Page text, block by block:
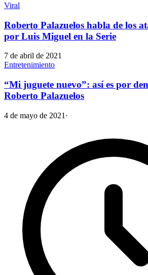
Viral
Roberto Palazuelos habla de los
por Luis Miguel en la Serie
7 de abril de 2021
Entretenimiento
“Mi juguete nuevo”: así es por
Roberto Palazuelos
4 de mayo de 2021 ·